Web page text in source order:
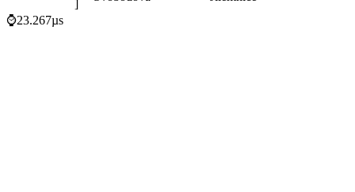
]
⌚23.267µs